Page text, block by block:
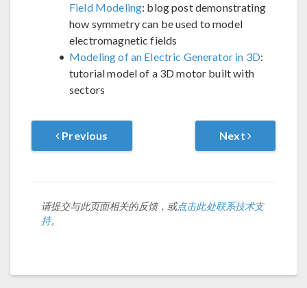
Field Modeling: blog post demonstrating
how symmetry can be used to model
electromagnetic fields
Modeling of an Electric Generator in 3D:
tutorial model of a 3D motor built with
sectors
Previous Next
请提交与此页面相关的反馈，或点击此处联系技术支
持。